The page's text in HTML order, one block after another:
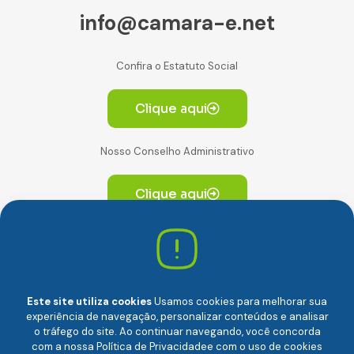
info@camara-e.net
Confira o Estatuto Social
Clique aqui
Nosso Conselho Administrativo
Clique aqui
Av. Paulista, 2064. Conjunto 14, (Edifício Paulista) -
CEP 01310-928 Consolação – São Paulo/SP
Este site utiliza cookiesUsamos cookies para melhorar sua
experiência de navegação, personalizar conteúdos e analisar
o tráfego do site. Ao continuar navegando, você concorda
com a nossa Política de Privacidadee com o uso de cookies